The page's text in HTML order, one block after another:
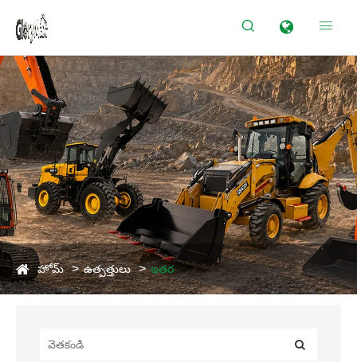
 
హోమ్ ఉత్పత్తులు ఇతర